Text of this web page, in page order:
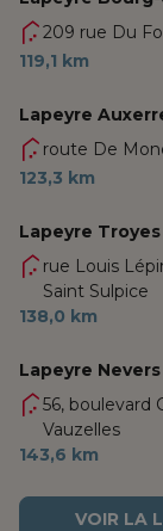
209 rue Du
119,1 km
Lapeyre
route De
123,3 km
Lapeyre Troyes
rue Louis
Saint Sulpice
138,0 km
Lapeyre Nevers
56, boulevard
Vauzelles
143,6 km
VOIR LA